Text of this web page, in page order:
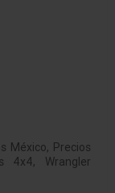
México, Precios
4x4, Wrangler